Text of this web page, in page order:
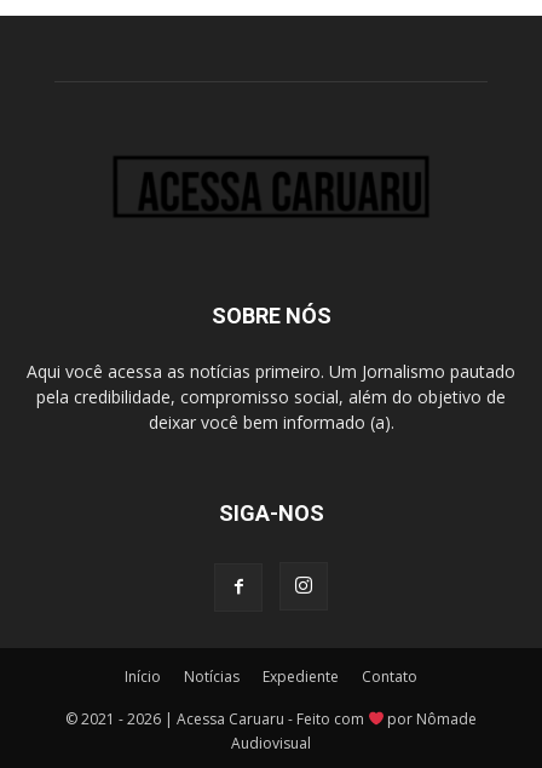
SOBRE NÓS
Aqui você acessa as notícias primeiro. Um Jornalismo pautado
pela credibilidade, compromisso social, além do objetivo de
deixar você bem informado (a).
SIGA-NOS
Início Notícias Expediente Contato
© 2021 - 2026 | Acessa Caruaru - Feito com
por Nômade
Audiovisual